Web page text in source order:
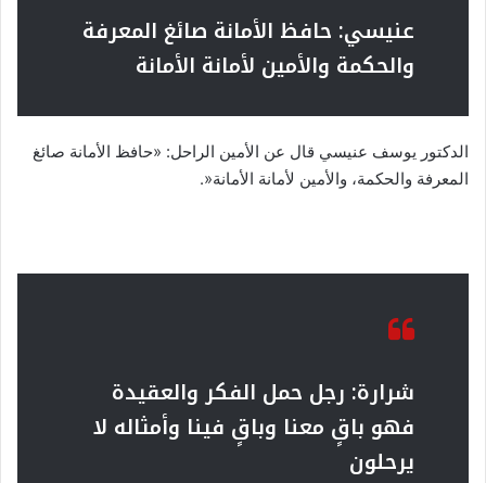
عنيسي: حافظ الأمانة صائغ المعرفة
والحكمة والأمين لأمانة الأمانة
الدكتور يوسف عنيسي قال عن الأمين الراحل: «حافظ الأمانة صائغ
المعرفة والحكمة، والأمين لأمانة الأمانة«.
شرارة: رجل حمل الفكر والعقيدة
فهو باقٍ معنا وباقٍ فينا وأمثاله لا
يرحلون